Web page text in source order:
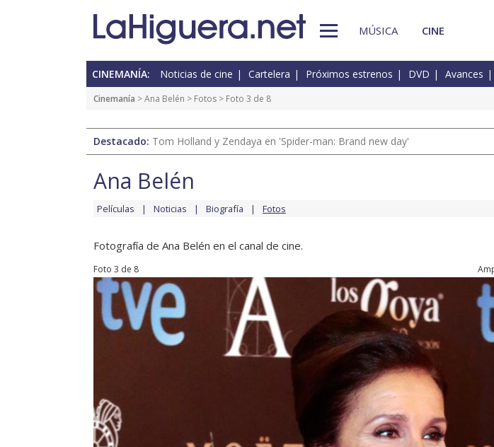
MÚSICA CINE
CINEMANÍA: Noticias de cine Cartelera Próximos estrenos DVD Avances
Cinemanía >Ana Belén > Fotos > Foto 3 de 8
Destacado: Tom Holland y Zendaya en 'Spider-man: Brand new day'
Ana Belén
Películas Noticias Biografía Fotos
Fotografía de Ana Belén en el canal de cine.
Foto 3 de 8